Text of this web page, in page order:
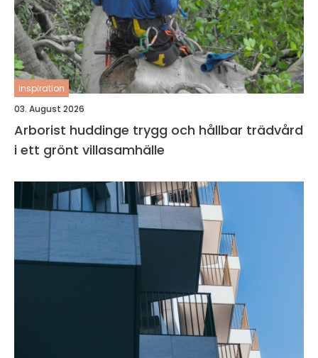
inspiration
03. August 2026
Arborist huddinge trygg och hållbar trädvård
i ett grönt villasamhälle